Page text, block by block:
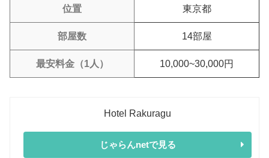
位置 東京都
部屋数 14部屋
最安料金（1人） 10,000~30,000円
Hotel Rakuragu
じゃらんnetで見る